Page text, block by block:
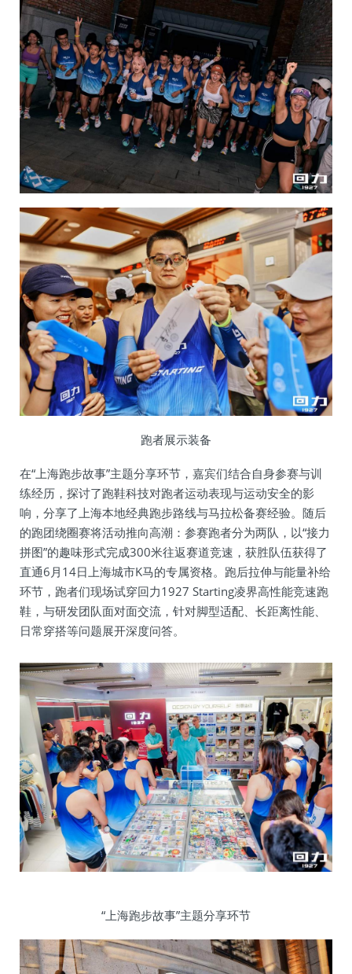
跑者展示装备
在“上海跑步故事”主题分享环节，嘉宾们结合自身参赛与训
练经历，探讨了跑鞋科技对跑者运动表现与运动安全的影
响，分享了上海本地经典跑步路线与马拉松备赛经验。随后
的跑团绕圈赛将活动推向高潮：参赛跑者分为两队，以“接力
拼图”的趣味形式完成300米往返赛道竞速，获胜队伍获得了
直通6月14日上海城市K马的专属资格。跑后拉伸与能量补给
环节，跑者们现场试穿回力1927 Starting凌界高性能竞速跑
鞋，与研发团队面对面交流，针对脚型适配、长距离性能、
日常穿搭等问题展开深度问答。
“上海跑步故事”主题分享环节